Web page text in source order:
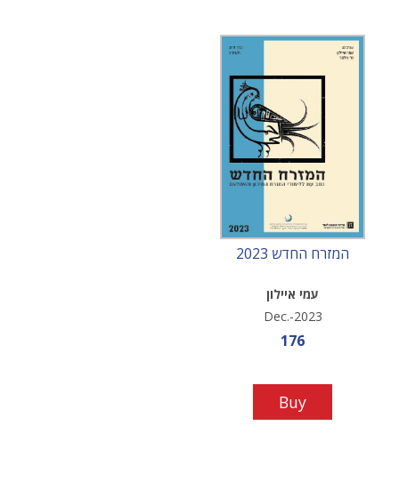
המזרח החדש 2023
עמי איילון
Dec.-2023
Sale price
176
Buy